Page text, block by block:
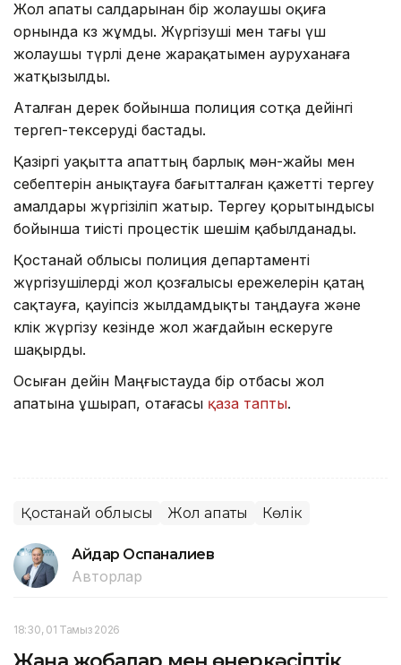
Жол апаты салдарынан бір жолаушы оқиға
орнында көз жұмды. Жүргізуші мен тағы үш
жолаушы түрлі дене жарақатымен ауруханаға
жатқызылды.
Аталған дерек бойынша полиция сотқа дейінгі
тергеп-тексеруді бастады.
Қазіргі уақытта апаттың барлық мән-жайы мен
себептерін анықтауға бағытталған қажетті тергеу
амалдары жүргізіліп жатыр. Тергеу қорытындысы
бойынша тиісті процестік шешім қабылданады.
Қостанай облысы полиция департаменті
жүргізушілерді жол қозғалысы ережелерін қатаң
сақтауға, қауіпсіз жылдамдықты таңдауға және
көлік жүргізу кезінде жол жағдайын ескеруге
шақырды.
Осыған дейін Маңғыстауда бір отбасы жол
апатына ұшырап, отағасы қаза тапты.
Қостанай облысы Жол апаты Көлік
Айдар Оспаналиев
Авторлар
18:30, 01 Тамыз 2026